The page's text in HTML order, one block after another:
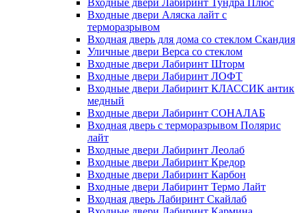
Входные двери Лабиринт Тундра Плюс
Входные двери Аляска лайт с
терморазрывом
Входная дверь для дома со стеклом Скандия
Уличные двери Верса со стеклом
Входные двери Лабиринт Шторм
Входные двери Лабиринт ЛОФТ
Входные двери Лабиринт КЛАССИК антик
медный
Входные двери Лабиринт СОНАЛАБ
Входная дверь с терморазрывом Полярис
лайт
Входные двери Лабиринт Леолаб
Входные двери Лабиринт Кредор
Входные двери Лабиринт Карбон
Входные двери Лабиринт Термо Лайт
Входная дверь Лабиринт Скайлаб